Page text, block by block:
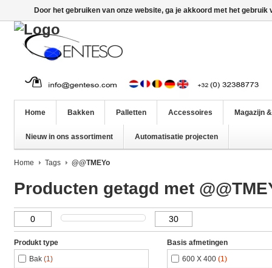
Home Bakken Palletten Accessoires Magazijn
Nieuw in ons assortiment Automatisatie projecten
Home Tags @@TMEYo
Producten getagd met
Produkt type
Bak (1)
Basis afmetingen
600 X 400 (1)
Door het gebruiken van onze website, ga je akkoord met het